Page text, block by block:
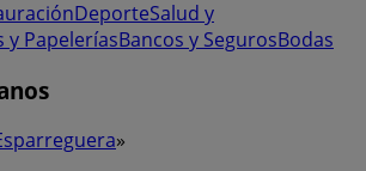
DeporteSalud y
y PapeleríasBancos y SegurosBodas
»